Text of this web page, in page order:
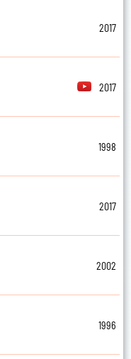
2017
2017
1998
2017
2002
1996